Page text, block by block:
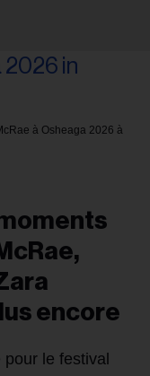
à Osheaga 2026 à
encore
le festival